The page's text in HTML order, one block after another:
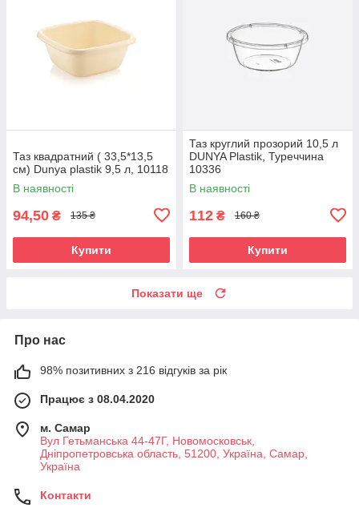
Таз квадратний ( 33,5*13,5
см) Dunya plastik 9,5 л, 10118
В наявності
94,50 ₴ 135 ₴
Купити
Таз круглий прозорий 10,5 л
DUNYA Plastik, Туреччина
10336
В наявності
112 ₴ 160 ₴
Купити
Показати ще
Про нас
98% позитивних з 216 відгуків за рік
Працює з 08.04.2020
м. Самар
Вул Гетьманська 44-47Г, Новомосковськ,
Днiпропетровська область, 51200, Україна, Самар,
Україна
Контакти